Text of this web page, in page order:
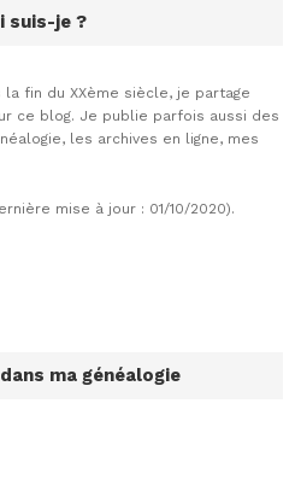
suis-je ?
fin du XXème siècle, je partage
ce blog. Je publie parfois aussi des
les archives en ligne, mes
mise à jour : 01/10/2020).
ma généalogie